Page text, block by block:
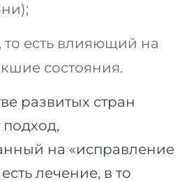
есть влияющий на
состояния.
развитых стран
на «исправление
лечение, в то